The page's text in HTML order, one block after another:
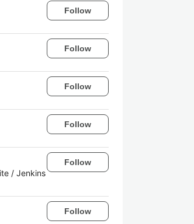
Follow
Follow
Follow
Follow
/ Jenkins
Follow
Follow